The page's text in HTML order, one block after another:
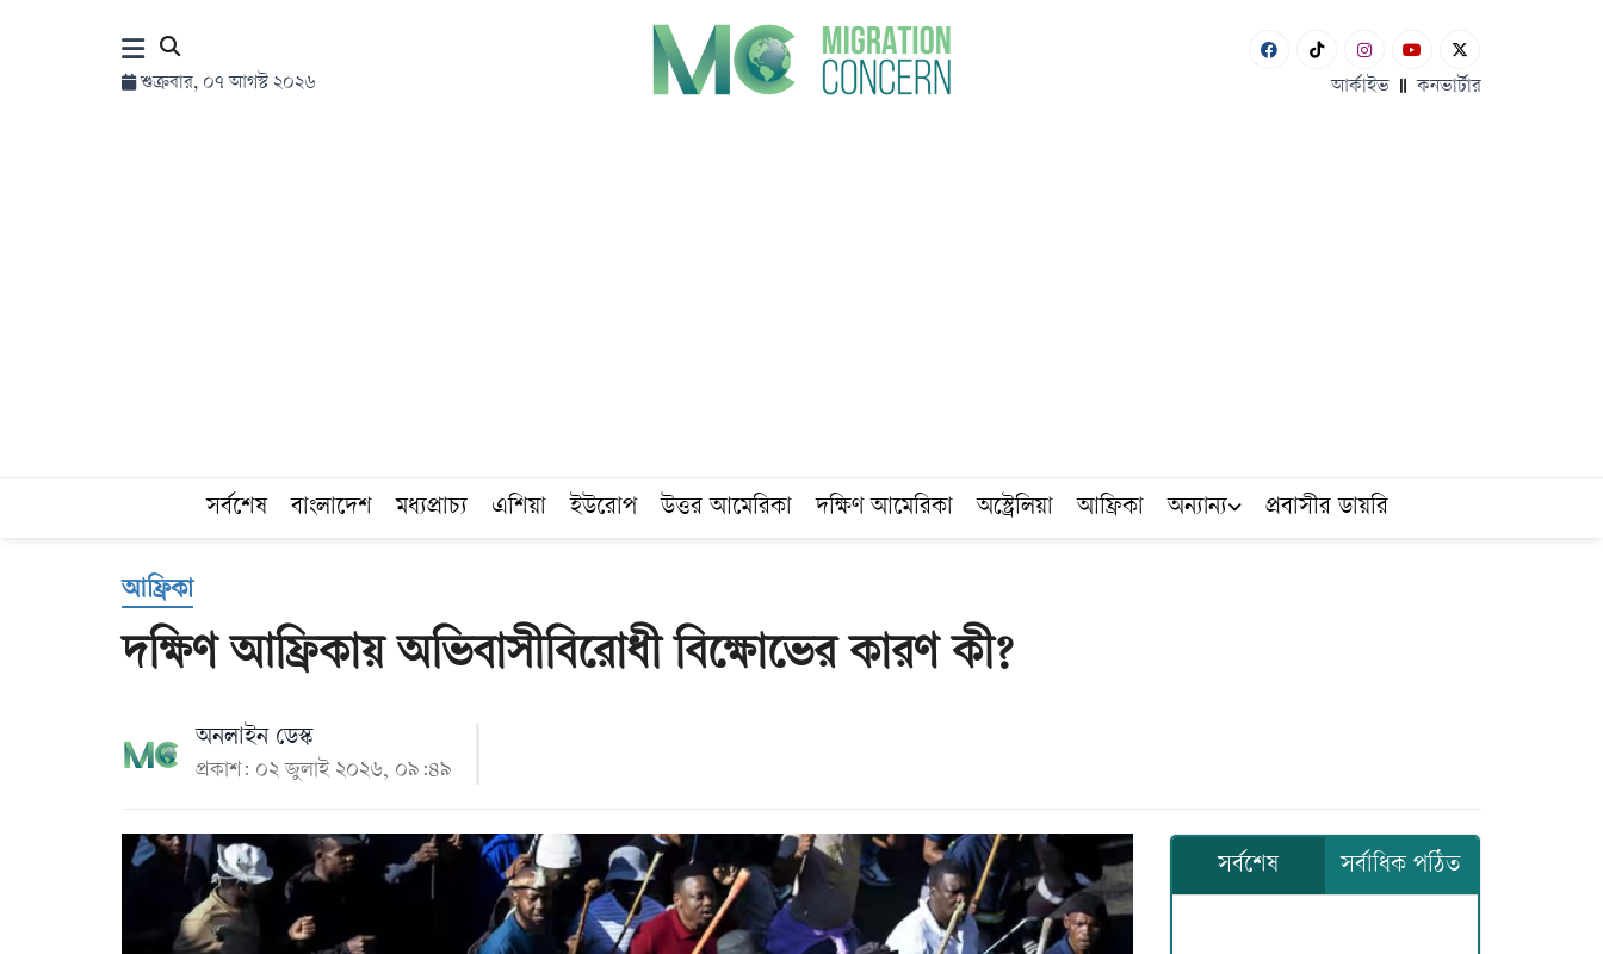
শুক্রবার, ০৭ আগস্ট ২০২৬ আর্কাইভ কনভার্টার
সর্বশেষ বাংলাদেশ মধ্যপ্রাচ্য এশিয়া ইউরোপ উত্তর আমেরিকা দক্ষিণ আমেরিকা অস্ট্রেলিয়া আফ্রিকা অন্যান্য প্রবাসীর ডায়রি
আফ্রিকা
দক্ষিণ আফ্রিকায় অভিবাসীবিরোধী বিক্ষোভের কারণ কী?
অনলাইন ডেস্ক
প্রকাশ: ০২ জুলাই ২০২৬, ০৯:৪৯
সর্বশেষ সর্বাধিক পঠিত